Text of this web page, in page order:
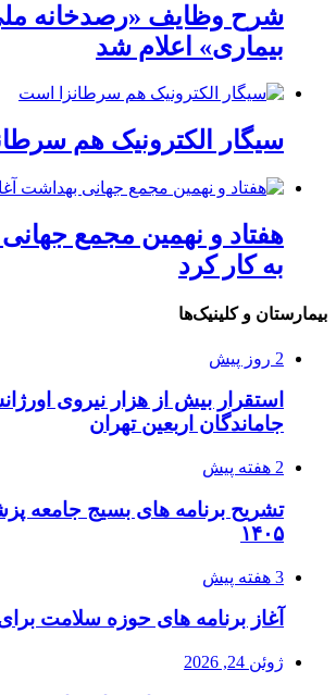
شرح وظایف «رصدخانه
بیماری» اعلام شد
سیگار الکترونیک هم
هفتاد و نهمین مجمع
به کار کرد
بیمارستان و کلینیک‌ها
2 روز پیش
استقرار بیش از هزار نیروی
جاماندگان اربعین تهران
2 هفته پیش
تشریح برنامه های بسیج جامعه
۱۴۰۵
3 هفته پیش
آغاز برنامه های حوزه سلامت
ژوئن 24, 2026